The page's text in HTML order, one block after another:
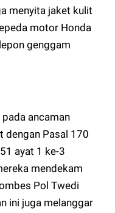
menyita jaket kulit
motor Honda
genggam
ancaman
dengan Pasal 170
ayat 1 ke-3
mendekam
Pol Twedi
ini juga melanggar